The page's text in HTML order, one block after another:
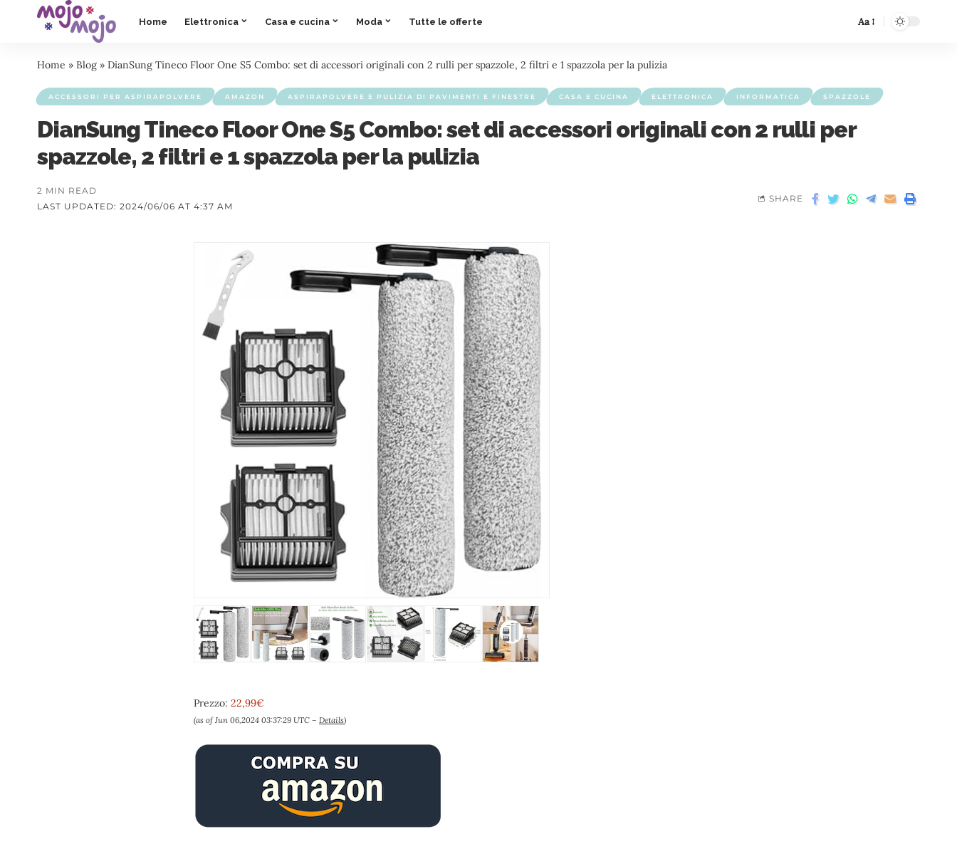
Home Elettronica Casa e cucina Moda Tutte le offerte Aa
Home » Blog » DianSung Tineco Floor One S5 Combo: set di accessori originali con 2 rulli per spazzole, 2 filtri e 1 spazzola per la pulizia
ACCESSORI PER ASPIRAPOLVERE AMAZON ASPIRAPOLVERE E PULIZIA DI PAVIMENTI E FINESTRE CASA E CUCINA ELETTRONICA INFORMATICA SPAZZOLE
DianSung Tineco Floor One S5 Combo: set di accessori originali con 2 rulli per
spazzole, 2 filtri e 1 spazzola per la pulizia
LAST UPDATED: 2024/06/06 AT 4:37 AM
2 MIN READ
SHARE
Prezzo: 22,99€
(as of Jun 06,2024 03:37:29 UTC – Details)